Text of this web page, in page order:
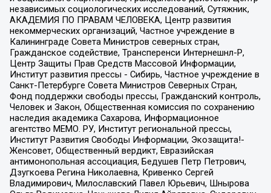
независимых социологических исследований, Сутяжник,
АКАДЕМИЯ ПО ПРАВАМ ЧЕЛОВЕКА, Центр развития
некоммерческих организаций, Частное учреждение в
Калининграде Совета Министров северных стран,
Гражданское содействие, Трансперенси Интернешнл-Р,
Центр Защиты Прав Средств Массовой Информации,
Институт развития прессы - Сибирь, Частное учреждение в
Санкт-Петербурге Совета Министров Северных Стран,
Фонд поддержки свободы прессы, Гражданский контроль,
Человек и Закон, Общественная комиссия по сохранению
наследия академика Сахарова, Информационное
агентство МЕМО. РУ, Институт региональной прессы,
Институт Развития Свободы Информации, Экозащита!-
Женсовет, Общественный вердикт, Евразийская
антимонопольная ассоциация, Бедушев Петр Петрович,
Дзугкоева Регина Николаевна, Кривенко Сергей
Владимирович, Милославский Павел Юрьевич, Шнырова